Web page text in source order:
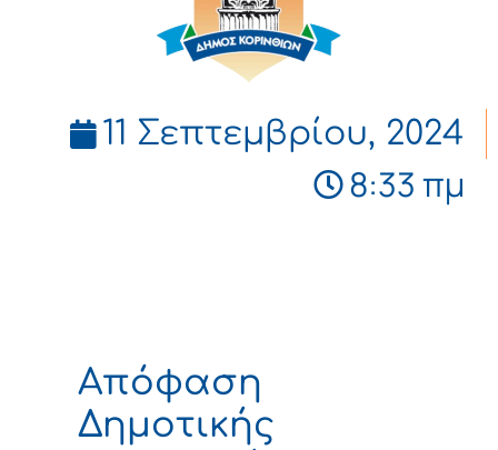
11 Σεπτεμβρίου, 2024
8:33 πμ
Απόφαση
Δημοτικής